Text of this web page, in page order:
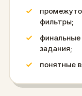
фильтры;
задания;
понятные